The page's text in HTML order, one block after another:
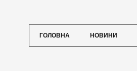
ГОЛОВНА НОВИНИ